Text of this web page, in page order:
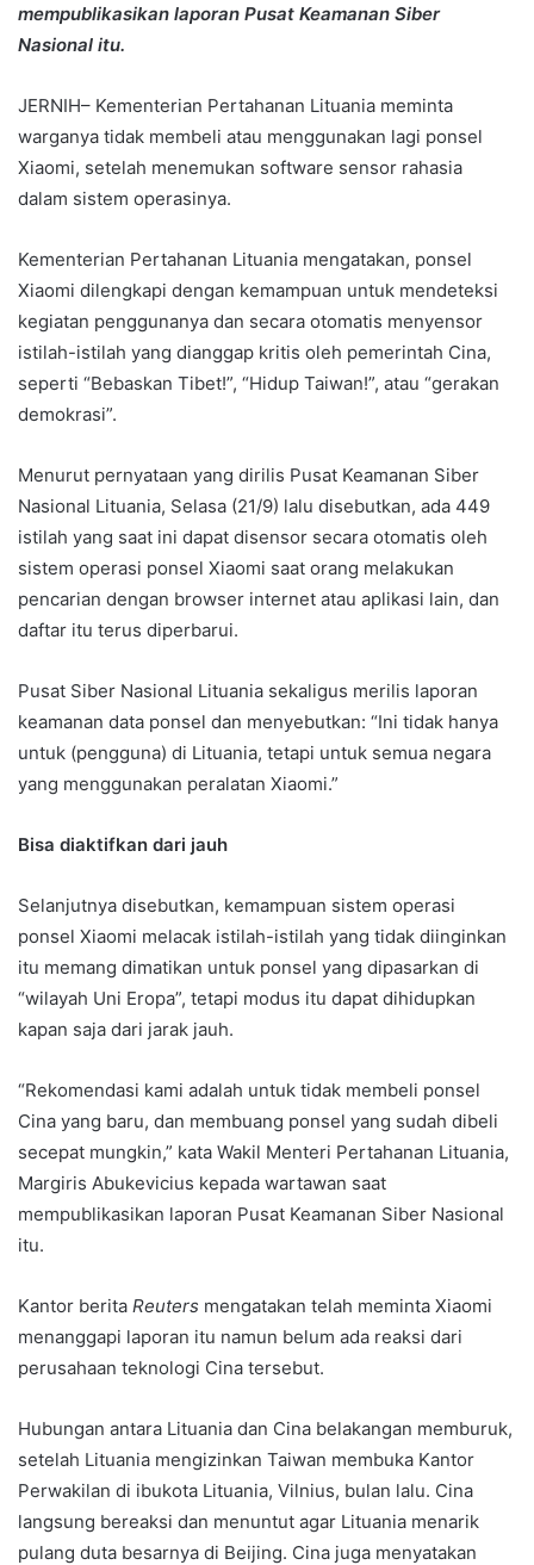
mempublikasikan laporan Pusat Keamanan Siber
Nasional itu.
JERNIH– Kementerian Pertahanan Lituania meminta
warganya tidak membeli atau menggunakan lagi ponsel
Xiaomi, setelah menemukan software sensor rahasia
dalam sistem operasinya.
Kementerian Pertahanan Lituania mengatakan, ponsel
Xiaomi dilengkapi dengan kemampuan untuk mendeteksi
kegiatan penggunanya dan secara otomatis menyensor
istilah-istilah yang dianggap kritis oleh pemerintah Cina,
seperti “Bebaskan Tibet!”, “Hidup Taiwan!”, atau “gerakan
demokrasi”.
Menurut pernyataan yang dirilis Pusat Keamanan Siber
Nasional Lituania, Selasa (21/9) lalu disebutkan, ada 449
istilah yang saat ini dapat disensor secara otomatis oleh
sistem operasi ponsel Xiaomi saat orang melakukan
pencarian dengan browser internet atau aplikasi lain, dan
daftar itu terus diperbarui.
Pusat Siber Nasional Lituania sekaligus merilis laporan
keamanan data ponsel dan menyebutkan: “Ini tidak hanya
untuk (pengguna) di Lituania, tetapi untuk semua negara
yang menggunakan peralatan Xiaomi.”
Bisa diaktifkan dari jauh
Selanjutnya disebutkan, kemampuan sistem operasi
ponsel Xiaomi melacak istilah-istilah yang tidak diinginkan
itu memang dimatikan untuk ponsel yang dipasarkan di
“wilayah Uni Eropa”, tetapi modus itu dapat dihidupkan
kapan saja dari jarak jauh.
“Rekomendasi kami adalah untuk tidak membeli ponsel
Cina yang baru, dan membuang ponsel yang sudah dibeli
secepat mungkin,” kata Wakil Menteri Pertahanan Lituania,
Margiris Abukevicius kepada wartawan saat
mempublikasikan laporan Pusat Keamanan Siber Nasional
itu.
Kantor berita Reuters mengatakan telah meminta Xiaomi
menanggapi laporan itu namun belum ada reaksi dari
perusahaan teknologi Cina tersebut.
Hubungan antara Lituania dan Cina belakangan memburuk,
setelah Lituania mengizinkan Taiwan membuka Kantor
Perwakilan di ibukota Lituania, Vilnius, bulan lalu. Cina
langsung bereaksi dan menuntut agar Lituania menarik
pulang duta besarnya di Beijing. Cina juga menyatakan